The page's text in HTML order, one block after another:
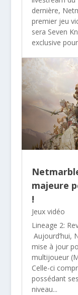
dernière,
premier jeu
sera Seven
exclusive
majeure
!
Jeux vidéo
Lineage 2:
Aujourd’hui,
mise à jour
multijoueur
Celle-ci
possédant
niveau...